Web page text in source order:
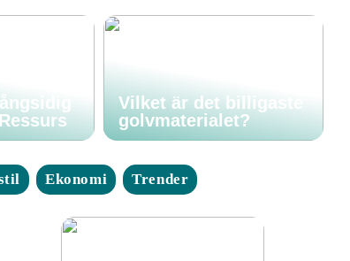
Vilket är det billigaste
golvmaterialet?
Ekonomi Trender